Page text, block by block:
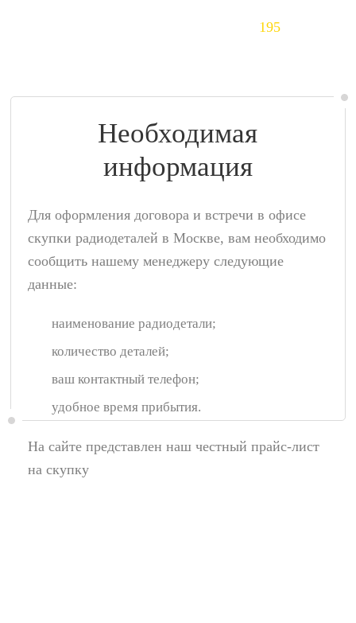
195
Необходимая
информация
Для оформления договора и встречи в офисе
скупки радиодеталей в Москве, вам необходимо
сообщить нашему менеджеру следующие
данные:
наименование радиодетали;
количество деталей;
ваш контактный телефон;
удобное время прибытия.
На сайте представлен наш честный прайс-лист
на скупку